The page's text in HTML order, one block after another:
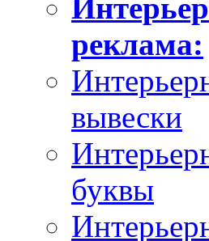
реклама:
вывески
буквы